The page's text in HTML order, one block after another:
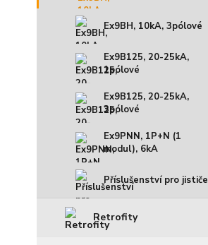
Ex9BH, 10kA, 3pólové
Ex9B125, 20-25kA,
1pólové
Ex9B125, 20-25kA,
3pólové
Ex9PNN, 1P+N (1
modul), 6kA
Příslušenství pro jističe
Retrofity